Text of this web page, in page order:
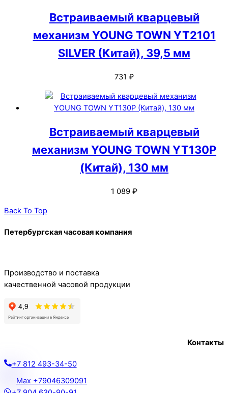
Встраиваемый кварцевый
механизм YOUNG TOWN YT2101
SILVER (Китай), 39,5 мм
731 ₽
Встраиваемый кварцевый
механизм YOUNG TOWN YT130P
(Китай), 130 мм
1 089 ₽
Back To Top
Петербургская часовая компания
Производство и поставка
качественной часовой продукции
Контакты
+7 812 493-34-50
Max +79046309091